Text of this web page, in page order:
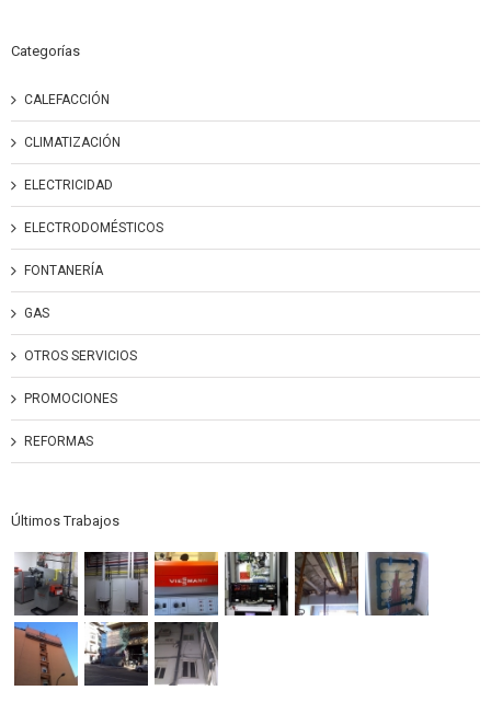
Categorías
CALEFACCIÓN
CLIMATIZACIÓN
ELECTRICIDAD
ELECTRODOMÉSTICOS
FONTANERÍA
GAS
OTROS SERVICIOS
PROMOCIONES
REFORMAS
Últimos Trabajos